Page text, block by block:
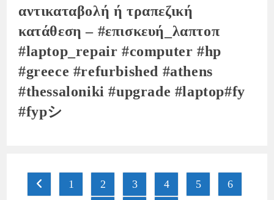
αντικαταβολή ή τραπεζική
κατάθεση – #επισκευή_λαπτοπ
#laptop_repair #computer #hp
#greece #refurbished #athens
#thessaloniki #upgrade #laptop#fy
#fypシ
1 2 3 4 5
6